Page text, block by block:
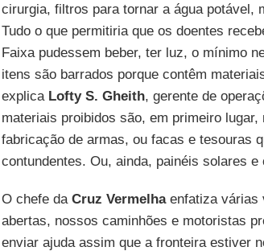
cirurgia, filtros para tornar a água potável,
Tudo o que permitiria que os doentes
Faixa pudessem beber, ter luz, o mínimo
itens são barrados porque contêm
explica Lofty S. Gheith, gerente de
materiais proibidos são, em primeiro
fabricação de armas, ou facas e tesouras
contundentes. Ou, ainda, painéis solares e
O chefe da Cruz Vermelhaenfatiza várias
abertas, nossos caminhões e motoristas
enviar ajuda assim que a fronteira estiver